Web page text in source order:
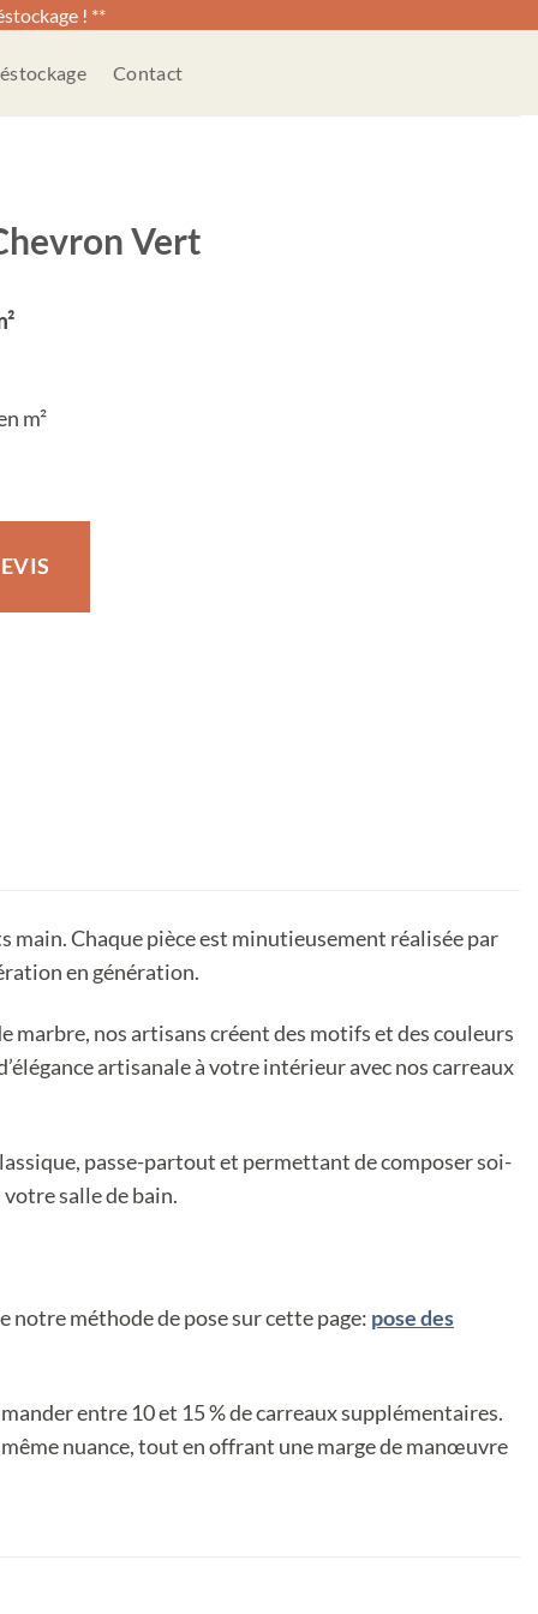
! **
Contact
Vert
m²
main. Chaque pièce est minutieusement réalisée par
en génération.
marbre, nos artisans créent des motifs et des couleurs
artisanale à votre intérieur avec nos carreaux
passe-partout et permettant de composer soi-
salle de bain.
notre méthode de pose sur cette page: pose des
entre 10 et 15 % de carreaux supplémentaires.
nuance, tout en offrant une marge de manœuvre